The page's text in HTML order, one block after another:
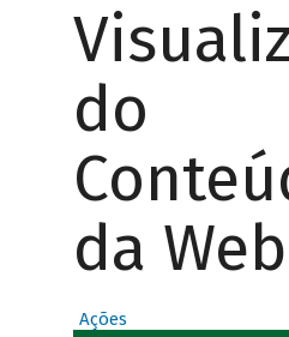
do
da Web
Ações